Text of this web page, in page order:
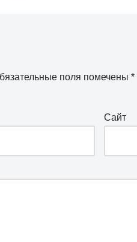
поля помечены *
Сайт